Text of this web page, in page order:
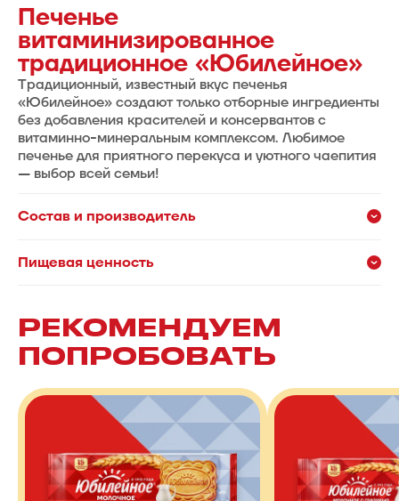
Печенье
витаминизированное
традиционное «Юбилейное»
Традиционный, известный вкус печенья
«Юбилейное» создают только отборные ингредиенты
без добавления красителей и консервантов с
витаминно-минеральным комплексом. Любимое
печенье для приятного перекуса и уютного чаепития
— выбор всей семьи!
Состав и производитель
Пищевая ценность
РЕКОМЕНДУЕМ
ПОПРОБОВАТЬ